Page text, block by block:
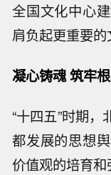
全国文化中心
肩负起更重要的
凝心铸魂 筑牢
“十四五”时期
都发展的思想
价值观的培育和